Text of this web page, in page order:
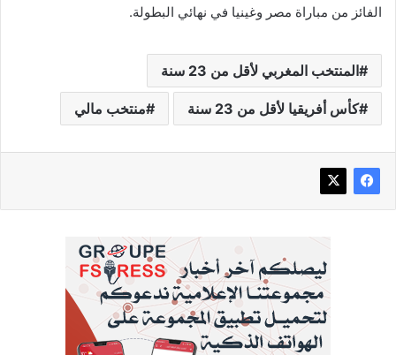
الفائز من مباراة مصر وغينيا في نهائي البطولة.
المنتخب المغربي لأقل من 23 سنة
كأس أفريقيا لأقل من 23 سنة منتخب مالي